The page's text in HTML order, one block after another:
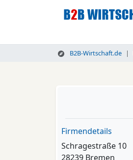
B2B-Wirtschaft.de
Firmendetails
Schragestraße 10
28239 Bremen